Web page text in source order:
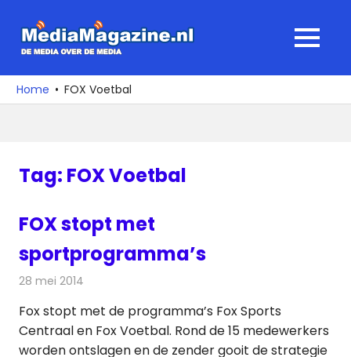
naar
media
over
MENU
Home FOX Voetbal
Tag: FOX Voetbal
FOX stopt met
sportprogramma’s
28 mei 2014
Fox stopt met de programma’s Fox Sports
Centraal en Fox Voetbal. Rond de 15 medewerkers
worden ontslagen en de zender gooit de strategie